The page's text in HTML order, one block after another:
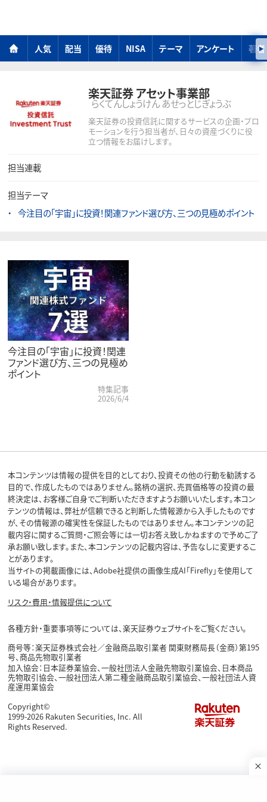
人気 配当 優待 NISA テーマ アンケート 著者
楽天証券 アセット事業部
らくてんしょうけん あせっとじぎょうぶ
楽天証券の投資信託に関するサービスの企画・プロ
モーションを行う担当者が、日々の資産づくりに役
立つ情報をお届けします。
担当連載
担当テーマ
今注目の「宇宙」に投資！関連ファンド選び方、三つの見極めポイント
今注目の「宇宙」に投資！関連
ファンド選び方、三つの見極め
ポイント
特集記事
2026/6/4
本コンテンツは情報の提供を目的としており、投資その他の行動を勧誘する
目的で、作成したものではありません。銘柄の選択、売買価格等の投資の最
終決定は、お客様ご自身でご判断いただきますようお願いいたします。本コン
テンツの情報は、弊社が信頼できると判断した情報源から入手したものです
が、その情報源の確実性を保証したものではありません。本コンテンツの記
載内容に関するご質問・ご照会等には一切お答え致しかねますので予めご了
承お願い致します。また、本コンテンツの記載内容は、予告なしに変更するこ
とがあります。
当サイトの掲載画像には、Adobe社提供の画像生成AI「Firefly」を使用して
いる場合があります。
リスク・費用・情報提供について
各種方針・重要事項等については、楽天証券ウェブサイトをご覧ください。
商号等：楽天証券株式会社／金融商品取引業者 関東財務局長（金商）第195
号、商品先物取引業者
加入協会：日本証券業協会、一般社団法人金融先物取引業協会、日本商品
先物取引協会、一般社団法人第二種金融商品取引業協会、一般社団法人資
産運用業協会
Copyright©
1999-2026 Rakuten Securities, Inc. All
Rights Reserved.